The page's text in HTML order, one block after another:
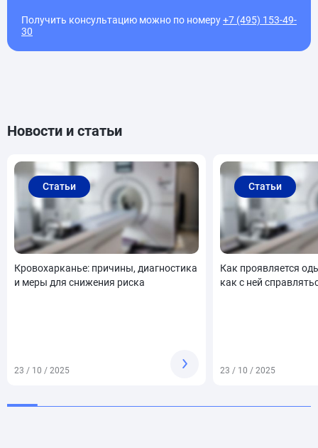
Получить консультацию можно по номеру+7 (495) 153-49-
30
Новости и статьи
Статьи
Кровохарканье: причины, диагностика
и меры для снижения риска
23 / 10 / 2025
Статьи
Как проявляется
как с ней
23 / 10 / 2025